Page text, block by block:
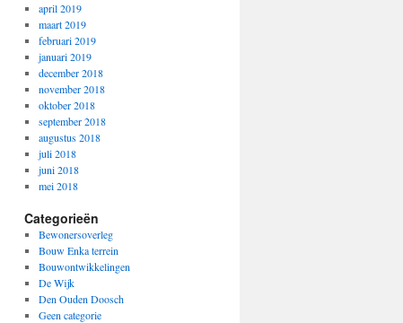
april 2019
maart 2019
februari 2019
januari 2019
december 2018
november 2018
oktober 2018
september 2018
augustus 2018
juli 2018
juni 2018
mei 2018
Categorieën
Bewonersoverleg
Bouw Enka terrein
Bouwontwikkelingen
De Wijk
Den Ouden Doosch
Geen categorie